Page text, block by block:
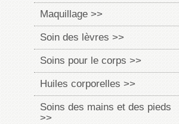
Maquillage >>
Soin des lèvres >>
Soins pour le corps >>
Huiles corporelles >>
Soins des mains et des pieds
>>